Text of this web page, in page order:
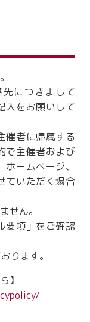
につきまして
入をお願いして
催者に帰属する
で主催者および
ームページ、
ていただく場合
せん。
要項」をご確認
ります。
】